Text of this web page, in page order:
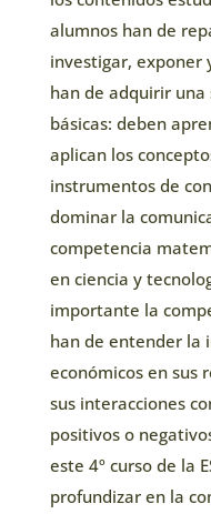
alumnos han de
investigar, exponer
han de adquirir
básicas: deben
aplican los
instrumentos de
dominar la
competencia
en ciencia y
importante la
han de entender la
económicos en sus
sus interacciones
positivos o
este 4º curso de la
profundizar en la